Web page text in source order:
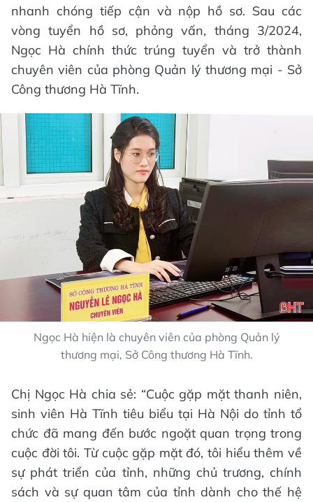
nhanh chóng tiếp cận và nộp hồ sơ. Sau các
vòng tuyển hồ sơ, phỏng vấn, tháng 3/2024,
Ngọc Hà chính thức trúng tuyển và trở thành
chuyên viên của phòng Quản lý thương mại - Sở
Công thương Hà Tĩnh.
Ngọc Hà hiện là chuyên viên của phòng Quản lý
thương mại, Sở Công thương Hà Tĩnh.
Chị Ngọc Hà chia sẻ: “Cuộc gặp mặt thanh niên,
sinh viên Hà Tĩnh tiêu biểu tại Hà Nội do tỉnh tổ
chức đã mang đến bước ngoặt quan trọng trong
cuộc đời tôi. Từ cuộc gặp mặt đó, tôi hiểu thêm về
sự phát triển của tỉnh, những chủ trương, chính
sách và sự quan tâm của tỉnh dành cho thế hệ